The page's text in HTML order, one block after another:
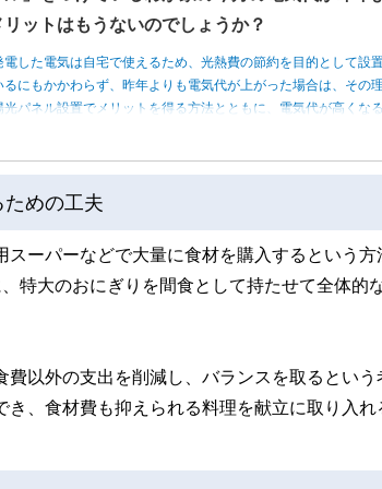
ットはもうないのでしょうか？
電した電気は自宅で使えるため、光熱費の節約を目的として
るにもかかわらず、昨年よりも電気代が上がった場合は、その
パネル設置でメリットを得る方法とともに、電気代が高くな
めの工夫
スーパーなどで大量に食材を購入するという
特大のおにぎりを間食として持たせて全体的
費以外の支出を削減し、バランスを取るとい
、食材費も抑えられる料理を献立に取り入れ